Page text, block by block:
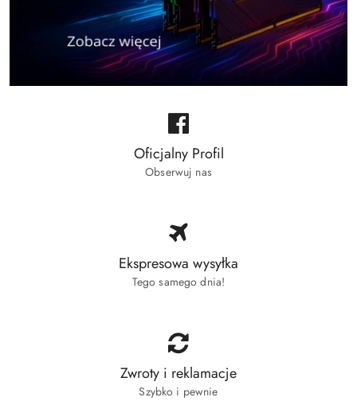
Oficjalny Profil
Obserwuj nas
Ekspresowa wysyłka
Tego samego dnia!
Zwroty i reklamacje
Szybko i pewnie